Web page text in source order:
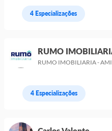
4 Especializações
4 Especializações
RUMO
RUMO IMOBILIARIA -